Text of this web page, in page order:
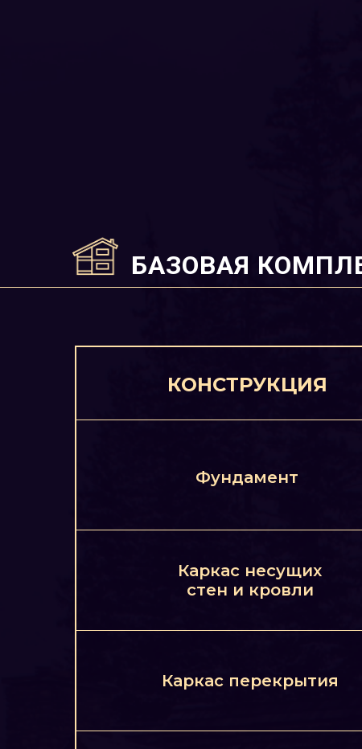
БАЗОВАЯ
КОНСТРУКЦИЯ
Фундамент
Каркас несущих
стен и кровли
Каркас перекрытия